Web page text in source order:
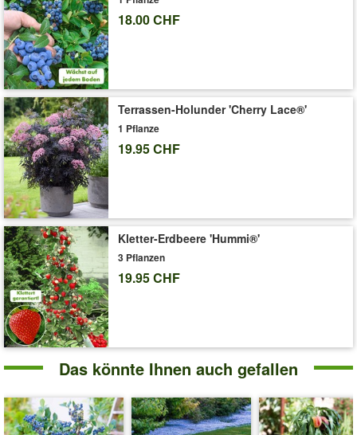
Boden. Um die gewünschte Form und Größe zu erhalten, kann
die Feige im Winter zurückgeschnitten werden, wenn die Blätter
gefallen sind. (Ficus carica)
Art.-Nr.:9323
Liefergrösse:9x9 cm-Topf, ca. 15-20 cm hoch
'Mini Feigenbaum 'Little Miss Figgy®''
18.00 CHF
Terrassen-Holunder 'Cherry Lace®'
1 Pflanze
19.95 CHF
Kletter-Erdbeere 'Hummi®'
3 Pflanzen
19.95 CHF
Das könnte Ihnen auch gefallen